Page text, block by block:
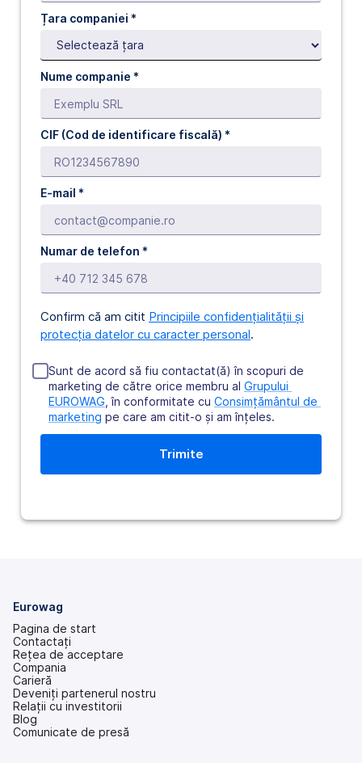
Țara companiei *
Nume companie *
CIF (Cod de identificare fiscală) *
E-mail *
Numar de telefon *
Confirm că am citit Principiile confidențialității și
protecția datelor cu caracter personal.
Sunt de acord să fiu contactat(ă) în scopuri de
marketing de către orice membru al Grupului
EUROWAG , în conformitate cu Consimțământul de
marketing pe care am citit-o şi am înţeles.
Eurowag
Pagina de start
Contactați
Rețea de acceptare
Compania
Carieră
Deveniți partenerul nostru
Relații cu investitorii
(se
deschide
Blog
Comunicate de presă